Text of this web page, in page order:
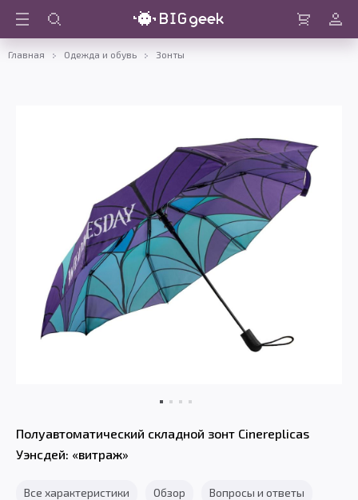
Войти
Главная Одежда и обувь Зонты
Полуавтоматический складной зонт Cinereplicas
Уэнсдей: «витраж»
Все характеристики Обзор Вопросы и ответы